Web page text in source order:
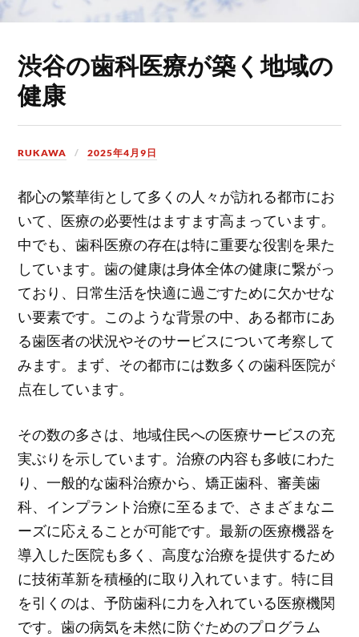
渋谷の歯科医療が築く地域の
健康
RUKAWA 2025年4月9日
都心の繁華街として多くの人々が訪れる都市にお
いて、医療の必要性はますます高まっています。
中でも、歯科医療の存在は特に重要な役割を果た
しています。歯の健康は身体全体の健康に繋がっ
ており、日常生活を快適に過ごすために欠かせな
い要素です。このような背景の中、ある都市にあ
る歯医者の状況やそのサービスについて考察して
みます。まず、その都市には数多くの歯科医院が
点在しています。
その数の多さは、地域住民への医療サービスの充
実ぶりを示しています。治療の内容も多岐にわた
り、一般的な歯科治療から、矯正歯科、審美歯
科、インプラント治療に至るまで、さまざまなニ
ーズに応えることが可能です。最新の医療機器を
導入した医院も多く、高度な治療を提供するため
に技術革新を積極的に取り入れています。特に目
を引くのは、予防歯科に力を入れている医療機関
です。歯の病気を未然に防ぐためのプログラム